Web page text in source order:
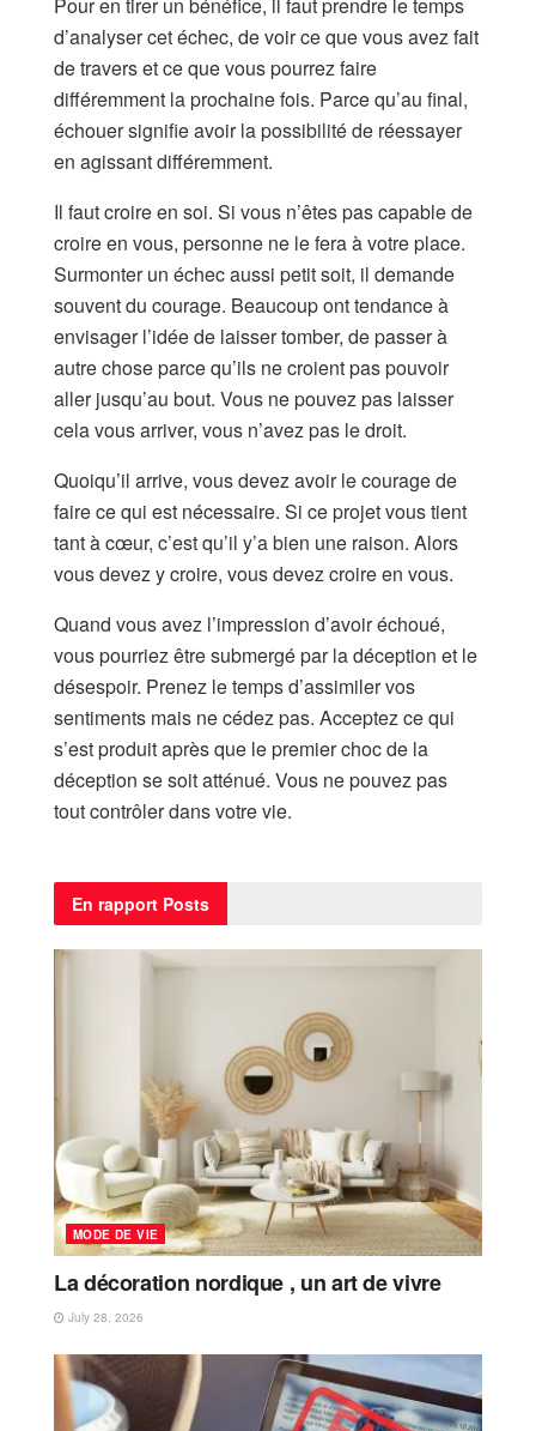
d’analyser cet échec, de voir ce que vous avez fait
de travers et ce que vous pourrez faire
différemment la prochaine fois. Parce qu’au final,
échouer signifie avoir la possibilité de réessayer
en agissant différemment.
Il faut croire en soi. Si vous n’êtes pas capable de
croire en vous, personne ne le fera à votre place.
Surmonter un échec aussi petit soit, il demande
souvent du courage. Beaucoup ont tendance à
envisager l’idée de laisser tomber, de passer à
autre chose parce qu’ils ne croient pas pouvoir
aller jusqu’au bout. Vous ne pouvez pas laisser
cela vous arriver, vous n’avez pas le droit.
Quoiqu’il arrive, vous devez avoir le courage de
faire ce qui est nécessaire. Si ce projet vous tient
tant à cœur, c’est qu’il y’a bien une raison. Alors
vous devez y croire, vous devez croire en vous.
Quand vous avez l’impression d’avoir échoué,
vous pourriez être submergé par la déception et le
désespoir. Prenez le temps d’assimiler vos
sentiments mais ne cédez pas. Acceptez ce qui
s’est produit après que le premier choc de la
déception se soit atténué. Vous ne pouvez pas
tout contrôler dans votre vie.
En rapport Posts
MODE DE VIE
La décoration nordique , un art de vivre
July 28, 2026